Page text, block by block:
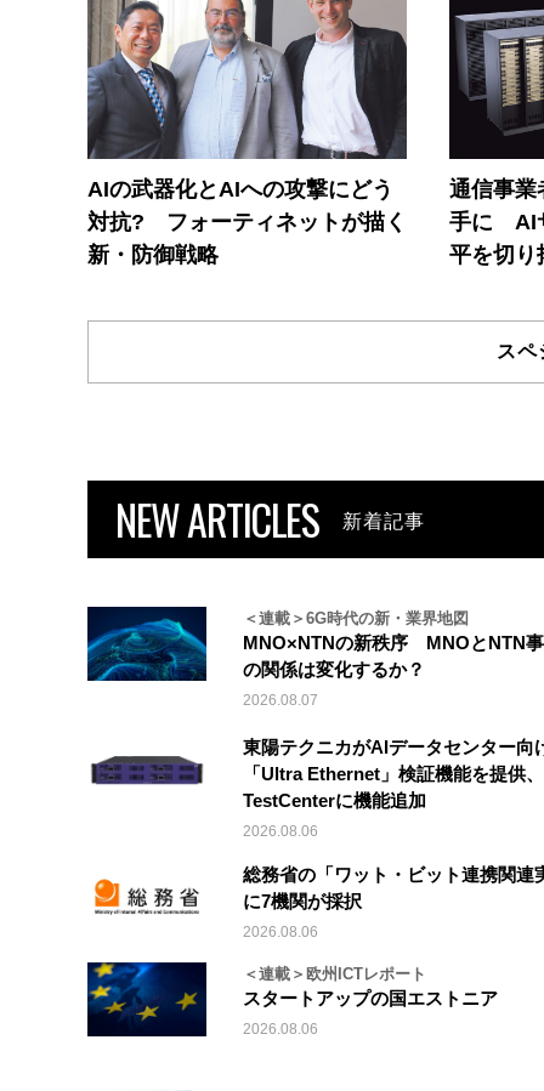
AIの武器化とAIへの攻撃にどう
対抗? フォーティネットが描く
新・防御戦略
通信事
手に AI
平を切り
スペ
NEW ARTICLES 新着記事
＜連載＞6G時代の新・業界地図
MNO×NTNの新秩序 MNOとNTN
の関係は変化するか？
2026.08.07
東陽テクニカがAIデータセンター向
「Ultra Ethernet」検証機能を提供
TestCenterに機能追加
2026.08.06
総務省の「ワット・ビット連携関連
に7機関が採択
2026.08.06
＜連載＞欧州ICTレポート
スタートアップの国エストニア
2026.08.06